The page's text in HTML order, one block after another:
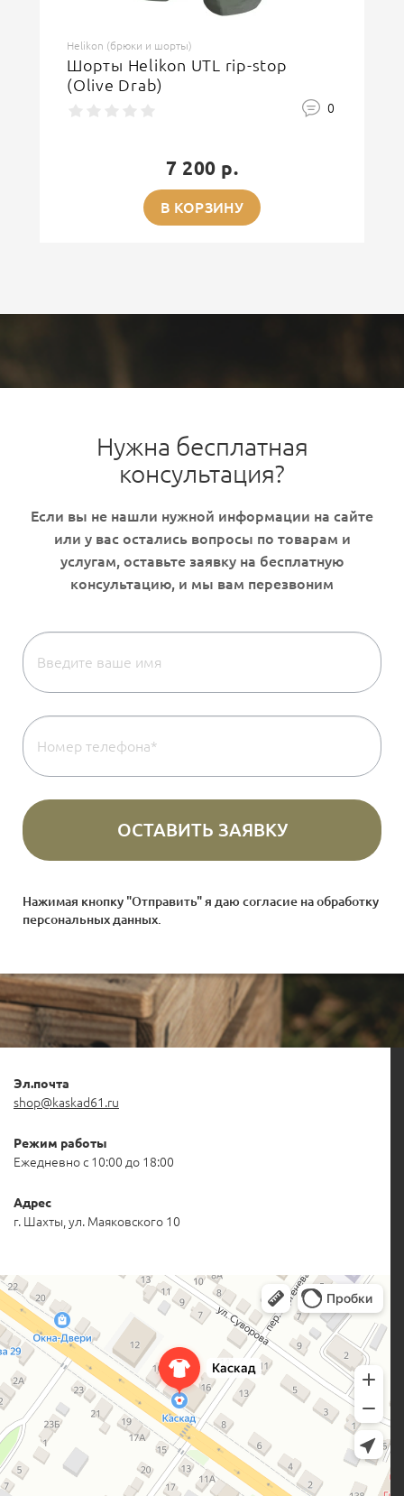
Helikon (брюки и шорты)
Шорты Helikon UTL rip-stop
(Olive Drab)
0
7 200 р.
В КОРЗИНУ
Нужна бесплатная
консультация?
Нажимая кнопку "Отправить" я даю согласие наобработку
персональных данных
Эл.почта
shop@kaskad61.ru
Режим работы
Ежедневно с 10:00 до 18:00
Адрес
г. Шахты, ул. Маяковского 10